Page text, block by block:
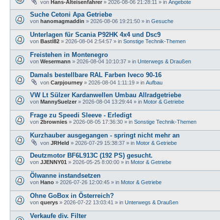
von Hans-Alteisenfahrer » 2026-08-06 21:28:11 » in Angebote
Suche Cetoni Apa Getriebe
von hanomagmaddin » 2026-08-06 19:21:50 » in Gesuche
Unterlagen für Scania P92HK 4x4 und Dsc9
von Bastl82 » 2026-08-04 2:54:57 » in Sonstige Technik-Themen
Freistehen in Montenegro
von Wesermann » 2026-08-04 10:10:37 » in Unterwegs & Draußen
Damals bestellbare RAL Farben Iveco 90-16
von Carpjourney » 2026-08-04 1:11:19 » in Aufbau
VW Lt Sülzer Kardanwellen Umbau Allradgetriebe
von MannySuelzer » 2026-08-04 13:29:44 » in Motor & Getriebe
Frage zu Speedi Sleeve - Erledigt
von 2brownies » 2026-08-05 17:36:30 » in Sonstige Technik-Themen
Kurzhauber ausgegangen - springt nicht mehr an
von JRHeld » 2026-07-29 15:38:37 » in Motor & Getriebe
Deutzmotor BF6L913C (192 PS) gesucht.
von JJENNY01 » 2026-05-25 8:00:00 » in Motor & Getriebe
Ölwanne instandsetzen
von Hano » 2026-07-26 12:00:45 » in Motor & Getriebe
Ohne GoBox in Österreich?
von querys » 2026-07-22 13:03:41 » in Unterwegs & Draußen
Verkaufe div. Filter